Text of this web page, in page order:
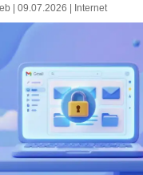
|09.07.2026 Internet